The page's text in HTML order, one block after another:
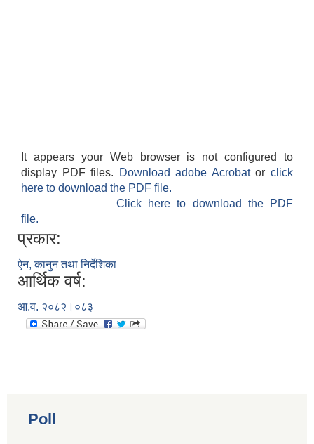
It appears your Web browser is not configured to
display PDF files.
Download adobe Acrobatorclick
here to download the PDF file.
Click here to download the PDF
file.
प्रकार:
ऐन, कानुन तथा निर्देशिका
आर्थिक वर्ष:
आ.व. २०८२।०८३
Poll